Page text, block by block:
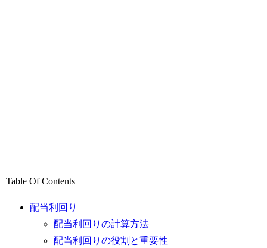
Table Of Contents
配当利回り
配当利回りの計算方法
配当利回りの役割と重要性